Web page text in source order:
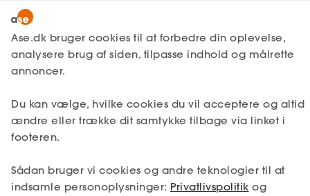
MitAse
Ase Selvstændig
Dokumenter.dk
Lønmodtager
A-kasse
Fagforening
Lønsikring
Få svar
Selvstændig
Ase.dk bruger cookies til at forbedre din oplevelse,
analysere brug af siden, tilpasse indhold og målrette
annoncer.
Du kan vælge, hvilke cookies du vil acceptere og altid
ændre eller trække dit samtykke tilbage via linket i
footeren.
Sådan bruger vi cookies og andre teknologier til at
indsamle personoplysninger: Privatlivspolitik og